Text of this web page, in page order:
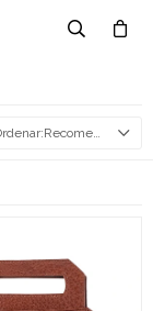
Recomendados